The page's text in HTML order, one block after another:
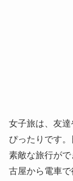
女子旅は、友
ぴったりです
素敵な旅行が
古屋から電車